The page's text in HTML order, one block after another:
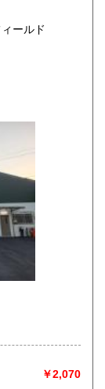
ールド
）でのご注文
つきまして
いただきま
￥2,070